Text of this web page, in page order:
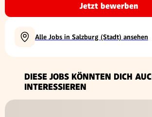
Jetzt bewerben
Alle Jobs in Salzburg (Stadt) ansehen
DIESE JOBS KÖNNTEN DICH
INTERESSIEREN